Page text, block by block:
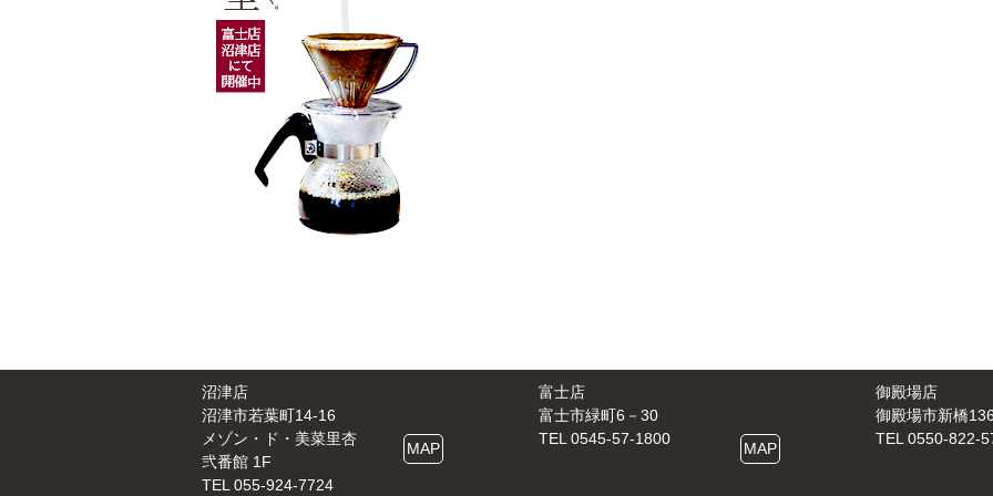
沼津店
沼津市若葉町14-16
メゾン・ド・美菜里杏
弐番館 1F
TEL 055-924-7724
MAP
富士店
富士市緑町6－30
TEL 0545-57-1800
MAP
御殿場店
御殿場市新橋
TEL 0550-822-